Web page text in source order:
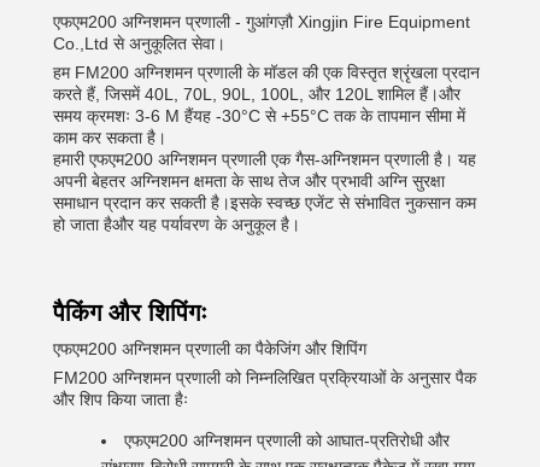
एफएम200 अग्निशमन प्रणाली - गुआंगज़ौ Xingjin Fire Equipment
Co.,Ltd से अनुकूलित सेवा।
हम FM200 अग्निशमन प्रणाली के मॉडल की एक विस्तृत श्रृंखला प्रदान
करते हैं, जिसमें 40L, 70L, 90L, 100L, और 120L शामिल हैं।और
समय क्रमशः 3-6 M हैंयह -30°C से +55°C तक के तापमान सीमा में
काम कर सकता है।
हमारी एफएम200 अग्निशमन प्रणाली एक गैस-अग्निशमन प्रणाली है। यह
अपनी बेहतर अग्निशमन क्षमता के साथ तेज और प्रभावी अग्नि सुरक्षा
समाधान प्रदान कर सकती है।इसके स्वच्छ एजेंट से संभावित नुकसान कम
हो जाता हैऔर यह पर्यावरण के अनुकूल है।
पैकिंग और शिपिंगः
एफएम200 अग्निशमन प्रणाली का पैकेजिंग और शिपिंग
FM200 अग्निशमन प्रणाली को निम्नलिखित प्रक्रियाओं के अनुसार पैक
और शिप किया जाता हैः
एफएम200 अग्निशमन प्रणाली को आघात-प्रतिरोधी और